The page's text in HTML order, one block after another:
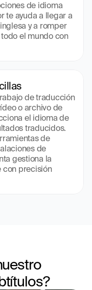
de idioma
te ayuda a llegar a
y a romper
el mundo con
de traducción
o archivo de
el idioma de
traducidos.
de
de
gestiona la
con precisión